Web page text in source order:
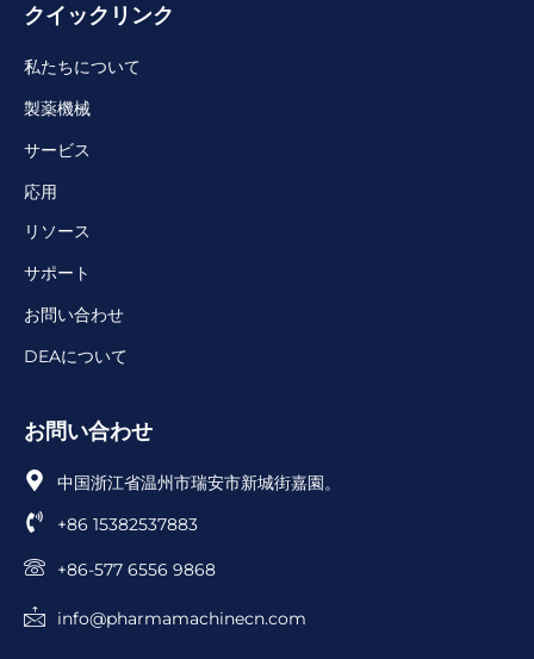
クイックリンク
私たちについて
製薬機械
サービス
応用
リソース
サポート
お問い合わせ
DEAについて
お問い合わせ
中国浙江省温州市瑞安市新城街嘉園。
+86 15382537883
+86-577 6556 9868
info@pharmamachinecn.com